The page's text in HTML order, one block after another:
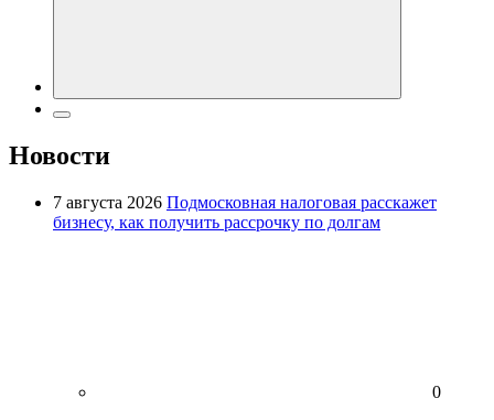
Новости
7 августа 2026 Подмосковная налоговая расскажет
бизнесу, как получить рассрочку по долгам
0